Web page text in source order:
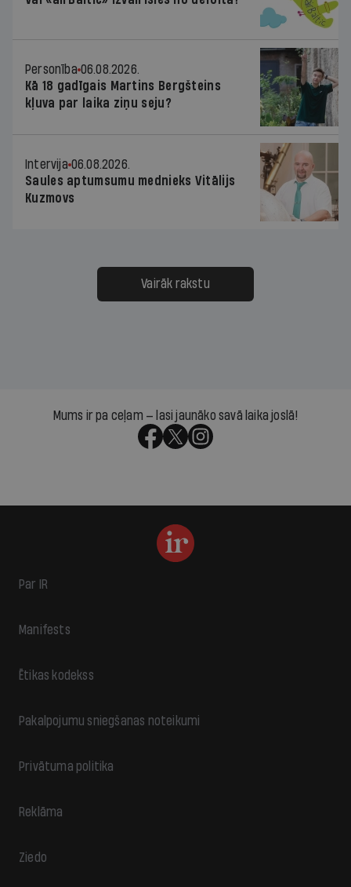
Personība 06.08.2026.
Kā 18 gadīgais Martins Bergšteins
kļuva par laika ziņu seju?
Intervija 06.08.2026.
Saules aptumsumu mednieks Vitālijs
Kuzmovs
Vairāk rakstu
Mums ir pa ceļam — lasi jaunāko savā laika joslā!
Par IR
Manifests
Ētikas kodekss
Pakalpojumu sniegšanas noteikumi
Privātuma politika
Reklāma
Ziedo